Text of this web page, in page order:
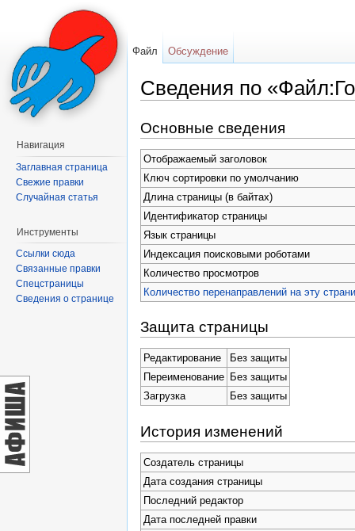
Сведения по
Основные сведения
Отображаемый заголовок
Ключ сортировки по умолчанию
Длина страницы (в байтах)
Идентификатор страницы
Язык страницы
Индексация поисковыми роботами
Количество просмотров
Количество перенаправлений на эту
Защита страницы
Редактирование
Без защиты
Переименование
Без защиты
Загрузка
Без защиты
История изменений
Создатель страницы
Дата создания страницы
Последний редактор
Дата последней правки
Файл Обсуждение
Навигация
Заглавная страница
Свежие правки
Случайная статья
Инструменты
Ссылки сюда
Связанные правки
Спецстраницы
Сведения о странице